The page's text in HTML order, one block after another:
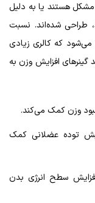
هستند یا به دلیل
طراحی شده‌اند. نسبت
می‌شود که کالری زیادی
افزایش وزن به
وزن کمک می‌کند.
توده عضلانی کمک
سطح انرژی بدن